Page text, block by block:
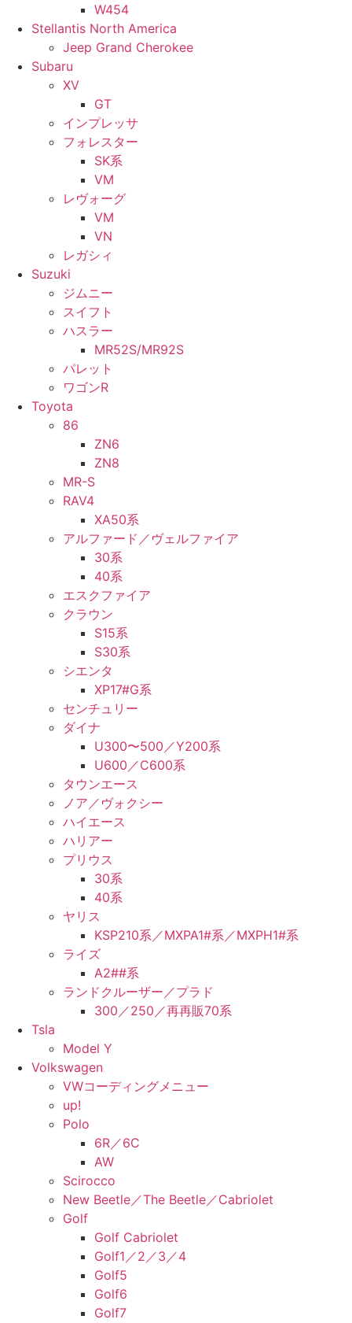
W454
Stellantis North America
Jeep Grand Cherokee
Subaru
XV
GT
インプレッサ
フォレスター
SK系
VM
レヴォーグ
VM
VN
レガシィ
Suzuki
ジムニー
スイフト
ハスラー
MR52S/MR92S
パレット
ワゴンR
Toyota
86
ZN6
ZN8
MR-S
RAV4
XA50系
アルファード／ヴェルファイア
30系
40系
エスクファイア
クラウン
S15系
S30系
シエンタ
XP17#G系
センチュリー
ダイナ
U300〜500／Y200系
U600／C600系
タウンエース
ノア／ヴォクシー
ハイエース
ハリアー
プリウス
30系
40系
ヤリス
KSP210系／MXPA1#系／MXPH1#系
ライズ
A2##系
ランドクルーザー／プラド
300／250／再再販70系
Tsla
Model Y
Volkswagen
VWコーディングメニュー
up!
Polo
6R／6C
AW
Scirocco
New Beetle／The Beetle／Cabriolet
Golf
Golf Cabriolet
Golf1／2／3／4
Golf5
Golf6
Golf7